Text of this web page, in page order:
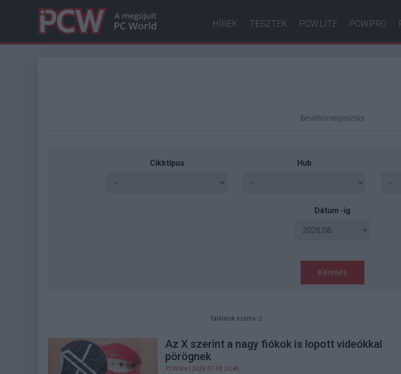
HÍREK TESZTEK PCW.LITE PCW.PRO
Cikktípus Hub
Dátum -ig
Keresés
Találatok száma: 2
Az X szerint a nagy fiókok is lopott videókkal
pörögnek
PCW.lite | 2026.07.08 20:45